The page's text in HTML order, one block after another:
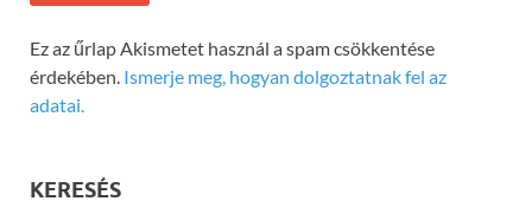
Ez az űrlap Akismetet használ a spam csökkentése
érdekében. Ismerje meg, hogyan dolgoztatnak fel az
adatai.
KERESÉS